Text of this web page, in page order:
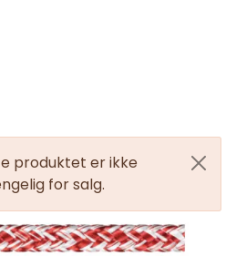
produktet er ikke
for salg.